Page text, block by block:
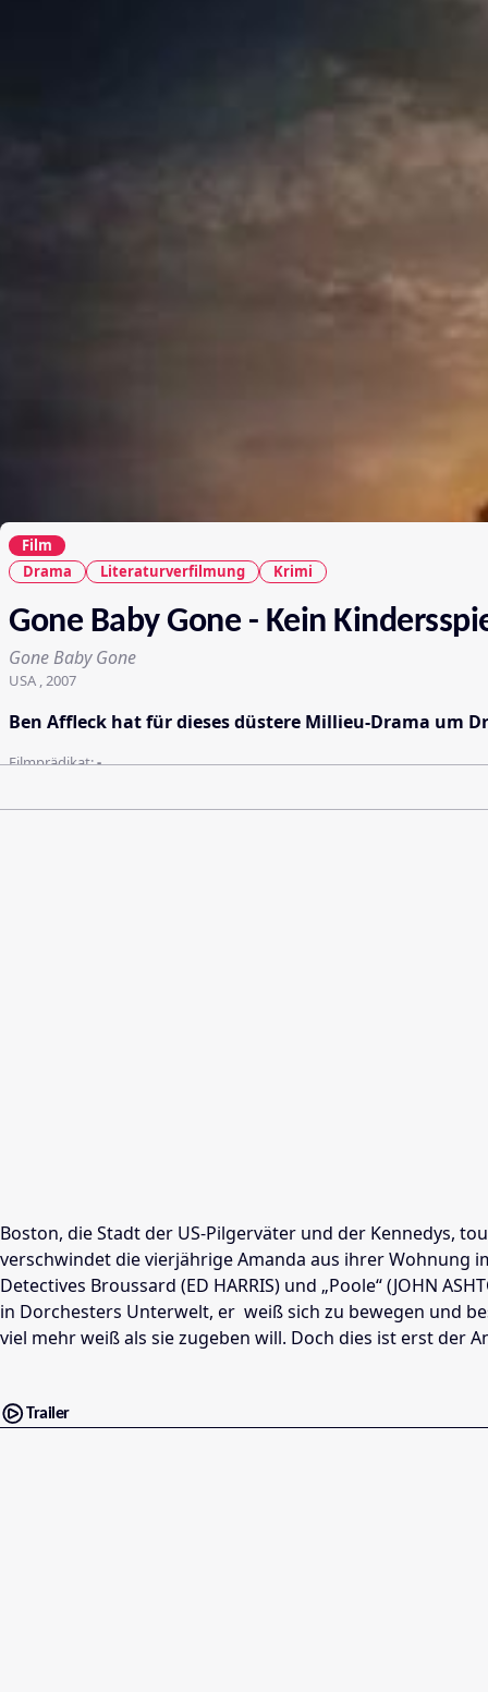
Film
Drama
Literaturverfilmung Krimi
Gone Baby Gone - Kein
Gone Baby Gone
USA , 2007
Ben Affleck hat für dieses düstere Millieu-Drama um
Filmprädikat:-
Boston, die Stadt der US-Pilgerväter und der Kennedys,
verschwindet die vierjährige Amanda aus ihrer Wohnung
Detectives Broussard (ED HARRIS) und „Poole“ (JOHN
in Dorchesters Unterwelt, er weiß sich zu bewegen und
viel mehr weiß als sie zugeben will. Doch dies ist erst der
Trailer